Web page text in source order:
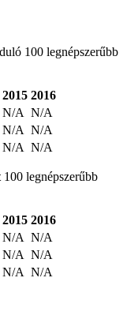
100 legnépszerűbb
2015 2016
N/A N/A
N/A N/A
N/A N/A
100 legnépszerűbb
2015 2016
N/A N/A
N/A N/A
N/A N/A